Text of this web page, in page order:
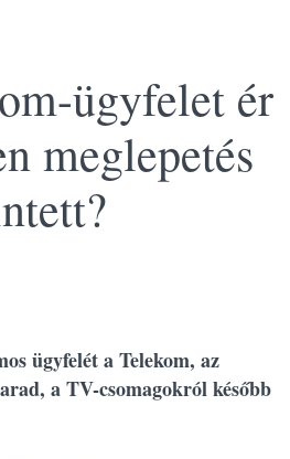
ügyfelet ér
meglepetés
ügyfelét a Telekom, az
a TV-csomagokról később